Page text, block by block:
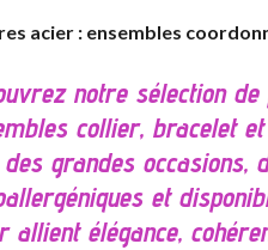
acier : ensembles
notre sélection
collier, bracelet
grandes occasions,
et
allient élégance,